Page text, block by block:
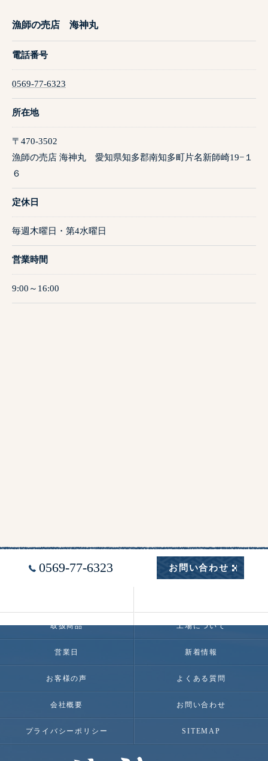
漁師の売店 海神丸
電話番号
0569-77-6323
所在地
〒470-3502
漁師の売店 海神丸 愛知県知多郡南知多町片名新師崎19−１
６
定休日
毎週木曜日・第4水曜日
営業時間
9:00～16:00
0569-77-6323 お問い合わせ
取扱商品 工場について
営業日 新着情報
お客様の声 よくある質問
会社概要 お問い合わせ
プライバシーポリシー SITEMAP